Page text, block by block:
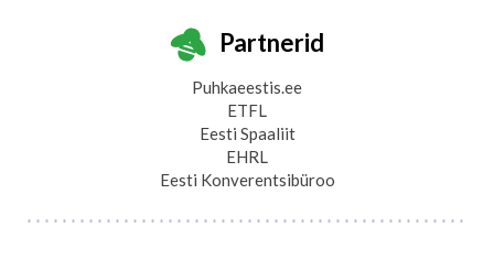
Partnerid
Puhkaeestis.ee
ETFL
Eesti Spaaliit
EHRL
Eesti Konverentsibüroo